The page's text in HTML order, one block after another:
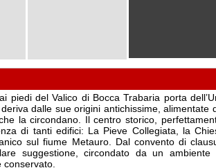
piedi del Valico di Bocca Trabaria porta
dalle sue origini antichissime, alimentate
la circondano. Il centro storico,
di tanti edifici: La Pieve Collegiata, la
sul fiume Metauro. Dal convento di
suggestione, circondato da un ambiente